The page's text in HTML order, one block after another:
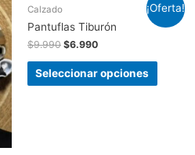
¡Oferta!
Calzado
Pantuflas Tiburón
$9.990 $6.990
Seleccionar opciones